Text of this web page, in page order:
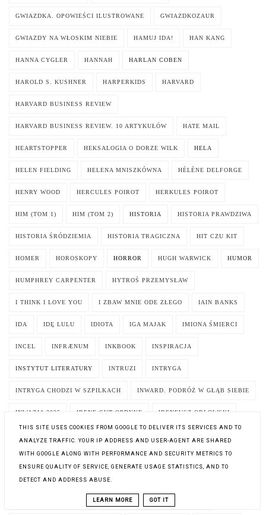
GWIAZDKA. OPOWIEŚCI ILUSTROWANE GWIAZDKOZAUR
GWIAZDY NA WŁOSKIM NIEBIE HAMUJ IDA! HAN KANG
HANNA CYGLER HANNAH HARLAN COBEN
HAROLD S. KUSHNER HARPERKIDS HARVARD
HARVARD BUSINESS REVIEW
HARVARD BUSINESS REVIEW. 10 ARTYKUŁÓW HATE MAIL
HEARTSTOPPER HEKSALOGIA O DORZE WILK HELA
HELEN FIELDING HELENA MNISZKÓWNA HÉLÈNE DELFORGE
HENRY WOOD HERCULES POIROT HERKULES POIROT
HIM (TOM 1) HIM (TOM 2) HISTORIA HISTORIA PRAWDZIWA
HISTORIA ŚRÓDZIEMIA HISTORIA TRAGICZNA HIT CZU KIT
HOMER HOROSKOPY HORROR HUGH WARWICK HUMOR
HUMPHREY CARPENTER HYTROŚ PRZEMYSŁAW
I THINK I LOVE YOU I ZBAW MNIE ODE ZŁEGO IAIN BANKS
IDA IDĘ LULU IDIOTA IGA MAJAK IMIONA ŚMIERCI
INCEL INFRÆNUM INKBOOK INSPIRACJA
INSTYTUT LITERATURY INTRUZI INTRYGA
INTRYGA CHODZI W SZPILKACH INWARD. PODRÓŻ W GŁĄB SIEBIE
INWAZJA 2025 IRENE GUT OPDYKE IRENEUSZ ORŁOWSKI
IT'S NOT MY CUP OF TEA. TO NIE MOJA BAJKA ITALO CALVINO
IVAN TAPIA IVY FAIRBANKS
IWONA MARZENA PAWŁOWSKA
THIS SITE USES COOKIES FROM GOOGLE TO DELIVER ITS SERVICES AND TO
ANALYZE TRAFFIC. YOUR IP ADDRESS AND USER-AGENT ARE SHARED
WITH GOOGLE ALONG WITH PERFORMANCE AND SECURITY METRICS TO
ENSURE QUALITY OF SERVICE, GENERATE USAGE STATISTICS, AND TO
DETECT AND ADDRESS ABUSE.
LEARN MORE GOT IT